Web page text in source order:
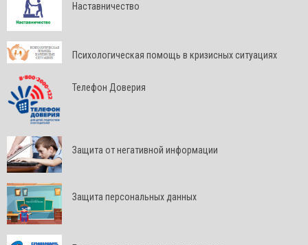
Наставничество
Психологическая помощь в кризисных ситуациях
Телефон Доверия
Защита от негативной информации
Защита персональных данных